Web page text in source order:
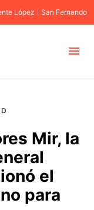
López San Fernando
Mir, la
el
para